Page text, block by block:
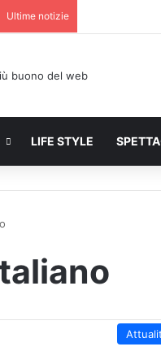
Ultime notizie
LIFE STYLE